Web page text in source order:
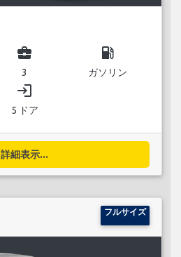
business_center
3
local_gas_station
ガソリン
login
5 ドア
詳細表示...
フルサイズ